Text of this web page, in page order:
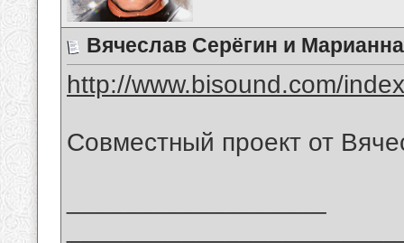
Вячеслав Серёгин и
http://www.bisound.com/
Совместный проект от